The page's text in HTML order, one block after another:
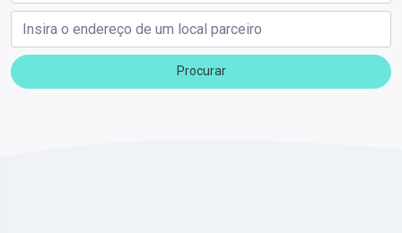
Procurar